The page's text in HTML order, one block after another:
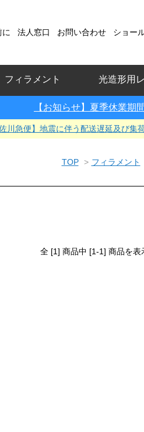
に 法人窓口 お問い合わせ ショー
フィラメント 光造形用
【お知らせ】夏季休業期
佐川急便】地震に伴う配送遅延及び集
TOP > フィラメント
全 [1] 商品中 [1-1] 商品を表